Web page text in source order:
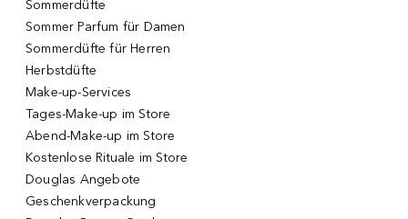
Sommerdüfte
Sommer Parfum für Damen
Sommerdüfte für Herren
Herbstdüfte
Make-up-Services
Tages-Make-up im Store
Abend-Make-up im Store
Kostenlose Rituale im Store
Douglas Angebote
Geschenkverpackung